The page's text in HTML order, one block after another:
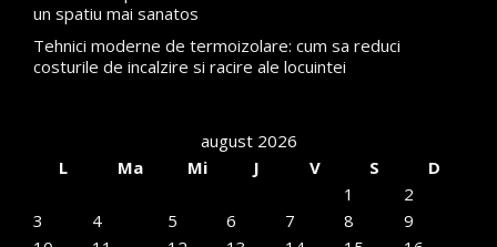
un spatiu mai sanatos
Tehnici moderne de termoizolare: cum sa reduci
costurile de incalzire si racire ale locuintei
august 2026
L
Ma Mi J V S
D
1
2
3
4 5 6 7 8
9